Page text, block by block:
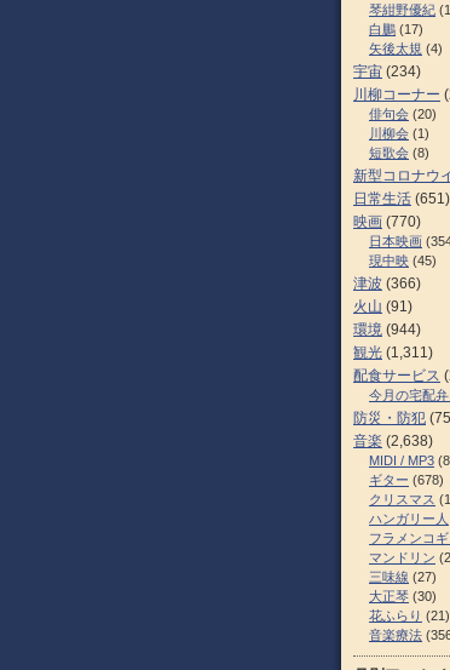
琴紺野優紀
白鵬 (17)
矢後太規 (4)
宇宙 (234)
川柳コーナー
俳句会 (20)
川柳会 (1)
短歌会 (8)
新型コロナウ
日常生活 (651)
映画 (770)
日本映画
現中映 (45)
津波 (366)
火山 (91)
環境 (944)
観光 (1,311)
配食サービス
今月の宅配弁
防災・防犯
音楽 (2,638)
MIDI / MP3
ギター (678)
クリスマス
ハンガリー人
フラメンコ
マンドリン
三味線 (27)
大正琴 (30)
花ふらり (21)
音楽療法